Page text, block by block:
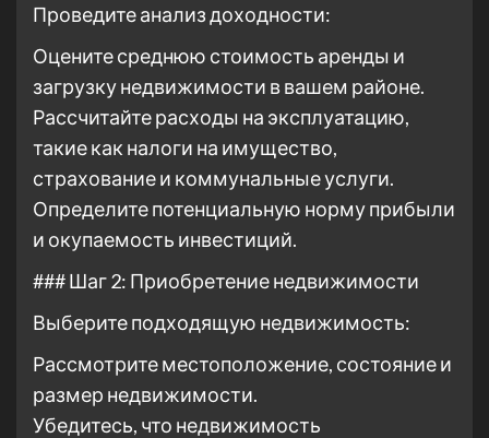
Проведите анализ доходности:
Оцените среднюю стоимость аренды и
загрузку недвижимости в вашем районе.
Рассчитайте расходы на эксплуатацию,
такие как налоги на имущество,
страхование и коммунальные услуги.
Определите потенциальную норму прибыли
и окупаемость инвестиций.
### Шаг 2: Приобретение недвижимости
Выберите подходящую недвижимость:
Рассмотрите местоположение, состояние и
размер недвижимости.
Убедитесь, что недвижимость